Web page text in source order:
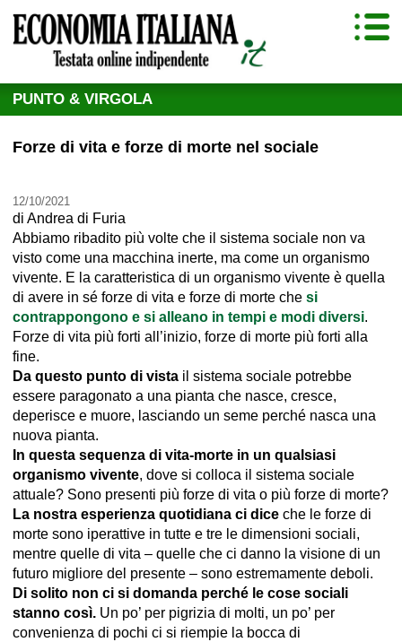
PUNTO & VIRGOLA
Forze di vita e forze di morte nel sociale
12/10/2021
di Andrea di Furia
Abbiamo ribadito più volte che il sistema sociale non va
visto come una macchina inerte, ma come un organismo
vivente. E la caratteristica di un organismo vivente è quella
di avere in sé forze di vita e forze di morte che si
contrappongono e si alleano in tempi e modi diversi.
Forze di vita più forti all’inizio, forze di morte più forti alla
fine.
Da questo punto di vista il sistema sociale potrebbe
essere paragonato a una pianta che nasce, cresce,
deperisce e muore, lasciando un seme perché nasca una
nuova pianta.
In questa sequenza di vita-morte in un qualsiasi
organismo vivente, dove si colloca il sistema sociale
attuale? Sono presenti più forze di vita o più forze di morte?
La nostra esperienza quotidiana ci dice che le forze di
morte sono iperattive in tutte e tre le dimensioni sociali,
mentre quelle di vita – quelle che ci danno la visione di un
futuro migliore del presente – sono estremamente deboli.
Di solito non ci si domanda perché le cose sociali
stanno così. Un po’ per pigrizia di molti, un po’ per
convenienza di pochi ci si riempie la bocca di